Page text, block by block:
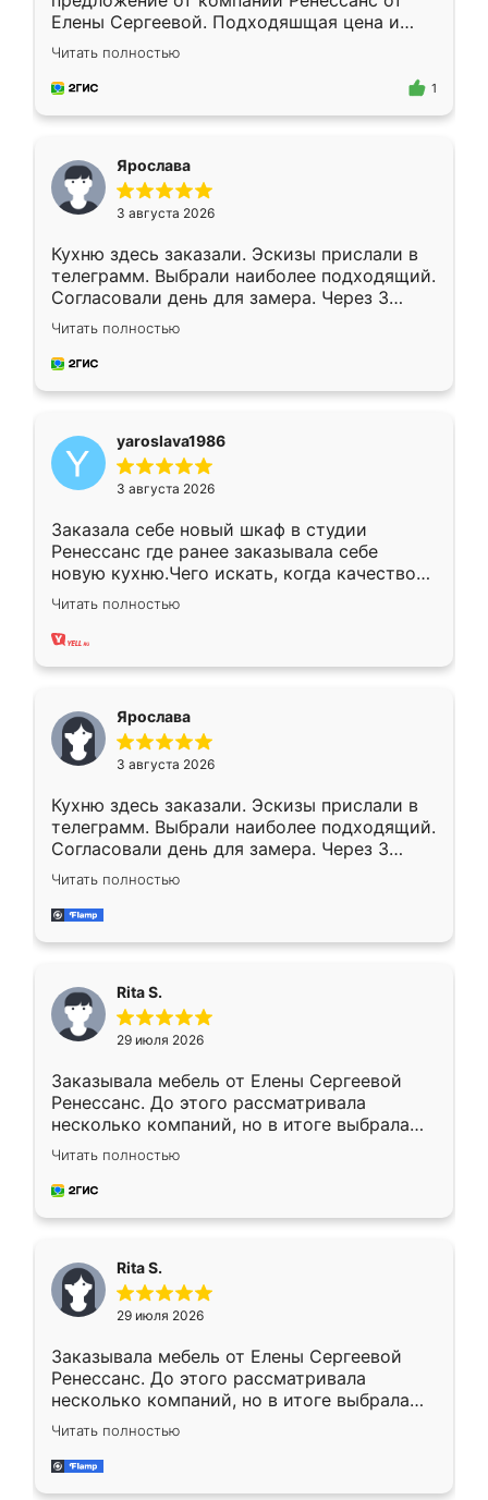
Елены Сергеевой. Подходяшщая цена и
короткие сроки изготовления. Приехавший
для замера сотрудник Владислав
предложил по моему эскизу самый
Читать полностью
1
Ярослава
3 августа 2026
Кухню здесь заказали. Эскизы прислали в
телеграмм. Выбрали наиболее подходящий.
Согласовали день для замера. Через 3
недели кухня была уже готова. Остались
довольны работой. Спасибо Ренессанс
мебель за качественную работу!
Читать полностью
yaroslava1986
3 августа 2026
Заказала себе новый шкаф в студии
Ренессанс где ранее заказывала себе
новую кухню.Чего искать, когда качеством
вполне довольна. Служит кухня уже почти
два года, нареканий нет.
Читать полностью
Ярослава
3 августа 2026
Кухню здесь заказали. Эскизы прислали в
телеграмм. Выбрали наиболее подходящий.
Согласовали день для замера. Через 3
недели кухня была уже готова. Остались
довольны работой. Спасибо Ренессанс
мебель за качественную работу!
Читать полностью
Rita S.
29 июля 2026
Заказывала мебель от Елены Сергеевой
Ренессанс. До этого рассматривала
несколько компаний, но в итоге выбрала
эту. Сначала обговорили условия, потом
приехал замерщик, всё спокойно объяснил
и снял размеры. Изготовили в срок, с
каких-либо доработок. Качеством осталась
довольна, все выглядит так, как и ожидала.
Читать полностью
Rita S.
29 июля 2026
Заказывала мебель от Елены Сергеевой
Ренессанс. До этого рассматривала
несколько компаний, но в итоге выбрала
эту. Сначала обговорили условия, потом
приехал замерщик, всё спокойно объяснил
и снял размеры. Изготовили в срок, с
Читать полностью